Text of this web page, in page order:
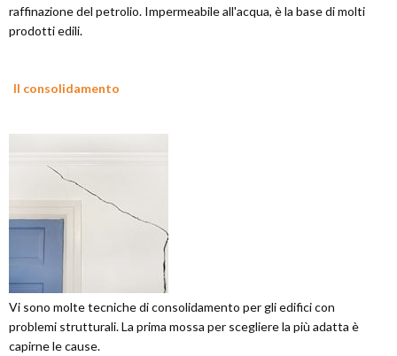
raffinazione del petrolio. Impermeabile all'acqua, è la base di molti
prodotti edili.
Il consolidamento
Vi sono molte tecniche di consolidamento per gli edifici con
problemi strutturali. La prima mossa per scegliere la più adatta è
capirne le cause.